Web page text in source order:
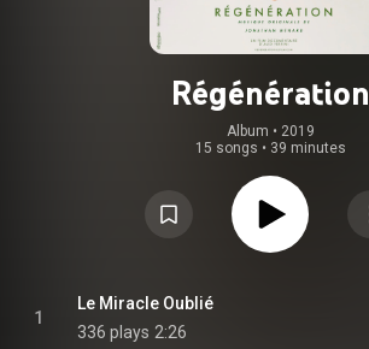
Régénération
Album • 2019
15 songs • 39 minutes
1
Le Miracle Oublié
336 plays 2:26